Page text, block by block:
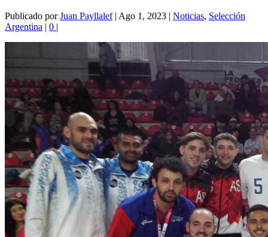
Publicado porJuan Payllalef| Ago 1, 2023 | Noticias, Selección
Argentina | 0 |